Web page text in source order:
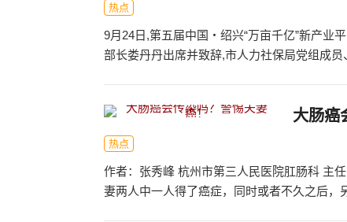
热点
9月24日,第五届中国・绍兴“万亩千亿”新产业
部长娄丹丹出席并致辞,市人力社保局党组成员
大肠癌
热点
作者：张秀峰 杭州市第三人民医院肛肠科 主
妻两人中一人得了癌症，同时或者不久之后，